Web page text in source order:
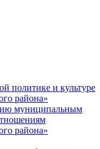
политике и культуре
района»
муниципальным
района»